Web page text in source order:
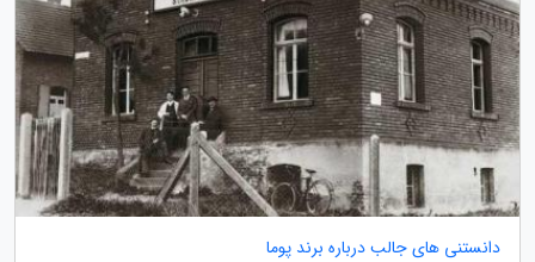
دانستنی های جالب درباره برند پوما